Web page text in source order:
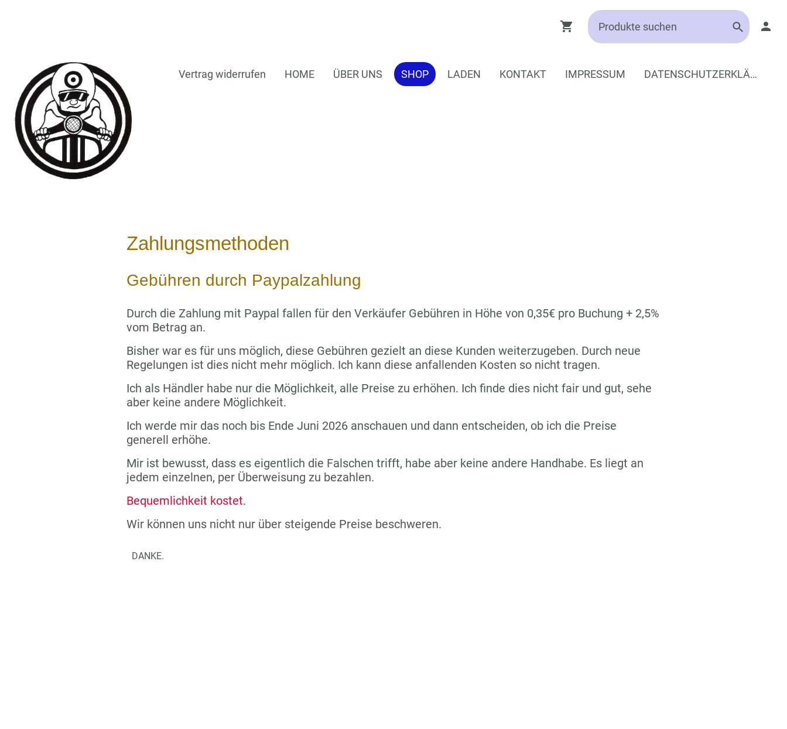
Vertrag widerrufen HOME ÜBER UNS SHOP LADEN KONTAKT IMPRESSUM DATENSCHUTZERKLÄRUNG
Zahlungsmethoden
Gebühren durch Paypalzahlung
Durch die Zahlung mit Paypal fallen für den Verkäufer Gebühren in Höhe von 0,35€ pro Buchung + 2,5%
vom Betrag an.
Bisher war es für uns möglich, diese Gebühren gezielt an diese Kunden weiterzugeben. Durch neue
Regelungen ist dies nicht mehr möglich. Ich kann diese anfallenden Kosten so nicht tragen.
Ich als Händler habe nur die Möglichkeit, alle Preise zu erhöhen. Ich finde dies nicht fair und gut, sehe
aber keine andere Möglichkeit.
Ich werde mir das noch bis Ende Juni 2026 anschauen und dann entscheiden, ob ich die Preise
generell erhöhe.
Mir ist bewusst, dass es eigentlich die Falschen trifft, habe aber keine andere Handhabe. Es liegt an
jedem einzelnen, per Überweisung zu bezahlen.
Bequemlichkeit kostet.
Wir können uns nicht nur über steigende Preise beschweren.
DANKE.